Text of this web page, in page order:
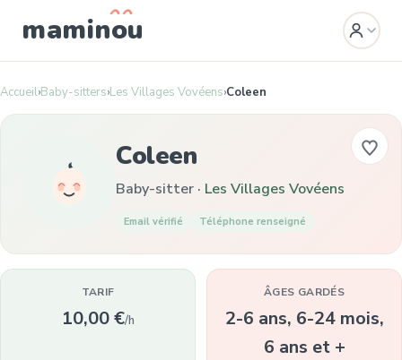
maminou
Accueil›Baby-sitters›Les Villages Vovéens›Coleen
Coleen
Baby-sitter · Les Villages Vovéens
Email vérifié Téléphone renseigné
TARIF
10,00 €/h
ÂGES GARDÉS
2-6 ans, 6-24 mois,
6 ans et +